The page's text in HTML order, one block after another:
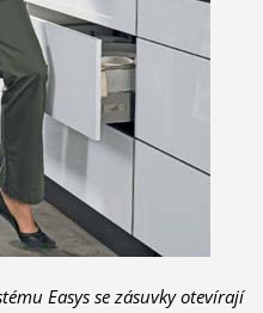
Easys se zásuvky otevírají